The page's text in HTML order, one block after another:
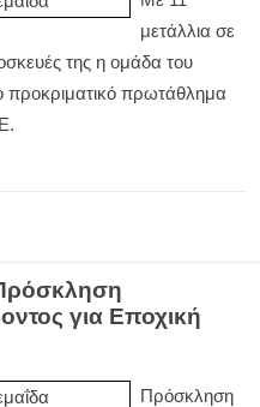
μετάλλια σε
της η ομάδα του
πρωτάθλημα
για Εποχική
Πρόσκληση